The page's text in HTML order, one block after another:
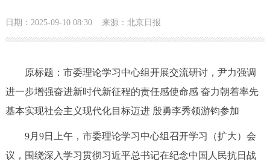
政务公开
政策兑现 政策解读 回应关切
政务服务
日期：2025-09-10 08:30 来源：北京日报
原标题：市委理论学习中心组开展交流研讨，尹力强调
进一步增强奋进新时代新征程的责任感使命感 奋力朝着率先
基本实现社会主义现代化目标迈进 殷勇李秀领游钧参加
9月9日上午，市委理论学习中心组召开学习（扩大）会
议，围绕深入学习贯彻习近平总书记在纪念中国人民抗日战